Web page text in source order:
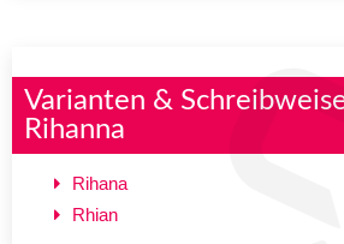
Varianten &
Rihanna
Rihana
Rhian